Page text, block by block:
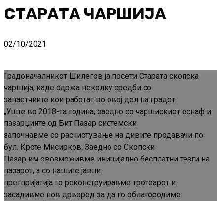
СТАРАТА ЧАРШИЈА
02/10/2021
Градоначалникот Шилегов ја посети Старата скопска
чаршија, каде одржа неколку средби со
занаетчиите кои работат во овој дел на градот.
„Уште во 2018-та година, заедно со чаршискиот еснаф и
пазарџиите од Бит Пазар системски
започнавме со расчистување на дивите продавачи по
бул. Крсте Мисирков. Заедно со Скопски
Пазар им овозможивме иницијално бесплатни тезги на
пазарот, а со нашите јавни
претпријатија го реконструиравме тротоарот и
засадивме нов дрворед за да го облагородиме